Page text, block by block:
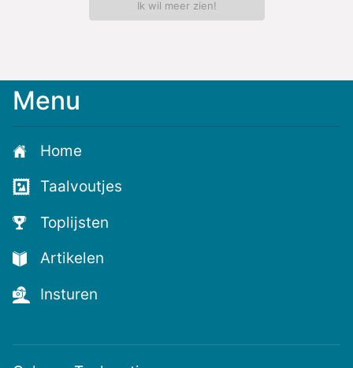
Ik wil meer zien!
Menu
Home
Taalvoutjes
Toplijsten
Artikelen
Insturen